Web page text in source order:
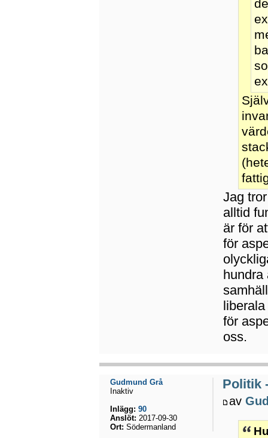
Jag
alltid
är för
för
för
oss.
Politik
av
Gudmund Grå
Inaktiv
Inlägg: 90
Anslöt: 2017-09-30
Ort: Södermanland